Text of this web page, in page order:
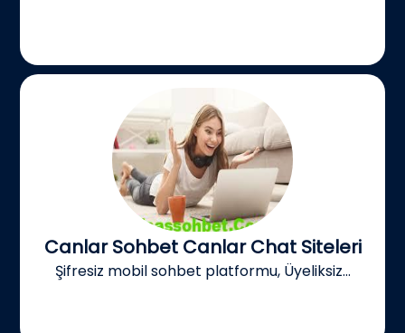
Canlar Sohbet Canlar Chat Siteleri
Şifresiz mobil sohbet platformu, Üyeliksiz...